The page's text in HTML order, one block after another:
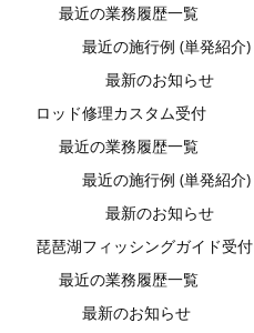
最近の業務履歴一覧
最近の施行例 (単発紹介)
最新のお知らせ
ロッド修理カスタム受付
最近の業務履歴一覧
最近の施行例 (単発紹介)
最新のお知らせ
琵琶湖フィッシングガイド受付
最近の業務履歴一覧
最新のお知らせ